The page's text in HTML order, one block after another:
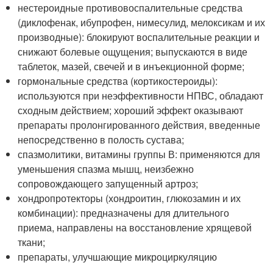
нестероидные противовоспалительные средства
(диклофенак, ибупрофен, нимесулид, мелоксикам и их
производные): блокируют воспалительные реакции и
снижают болевые ощущения; выпускаются в виде
таблеток, мазей, свечей и в инъекционной форме;
гормональные средства (кортикостероиды):
используются при неэффективности НПВС, обладают
сходным действием; хороший эффект оказывают
препараты пролонгированного действия, введенные
непосредственно в полость сустава;
спазмолитики, витамины группы В: применяются для
уменьшения спазма мышц, неизбежно
сопровождающего запущенный артроз;
хондропротекторы (хондроитин, глюкозамин и их
комбинации): предназначены для длительного
приема, направлены на восстановление хрящевой
ткани;
препараты, улучшающие микроциркуляцию